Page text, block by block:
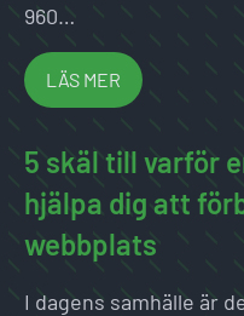
960…
LÄS MER
5 skäl till varför
hjälpa dig att
webbplats
I dagens samhälle är